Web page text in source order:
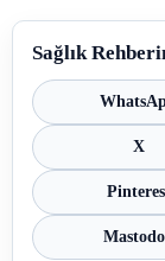
Sağlık
X